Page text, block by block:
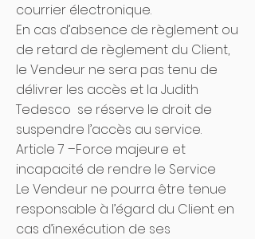
courrier électronique.
En cas d’absence de règlement ou
de retard de règlement du Client,
le Vendeur ne sera pas tenu de
délivrer les accès et la Judith
Tedesco se réserve le droit de
suspendre l’accès au service.
Article 7 –Force majeure et
incapacité de rendre le Service
Le Vendeur ne pourra être tenue
responsable à l’égard du Client en
cas d’inexécution de ses